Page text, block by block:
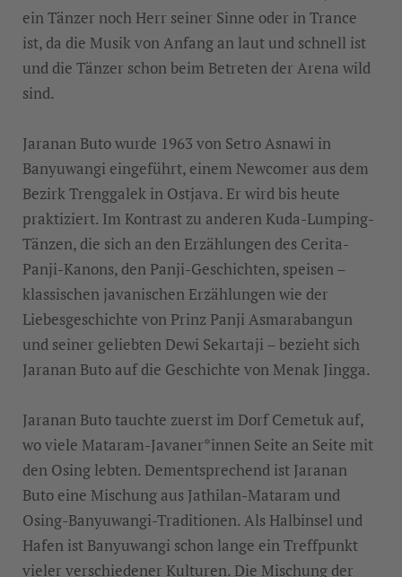
ein Tänzer noch Herr seiner Sinne oder in Trance
ist, da die Musik von Anfang an laut und schnell ist
und die Tänzer schon beim Betreten der Arena wild
sind.
Jaranan Buto wurde 1963 von Setro Asnawi in
Banyuwangi eingeführt, einem Newcomer aus dem
Bezirk Trenggalek in Ostjava. Er wird bis heute
praktiziert. Im Kontrast zu anderen Kuda-Lumping-
Tänzen, die sich an den Erzählungen des Cerita-
Panji-Kanons, den Panji-Geschichten, speisen –
klassischen javanischen Erzählungen wie der
Liebesgeschichte von Prinz Panji Asmarabangun
und seiner geliebten Dewi Sekartaji – bezieht sich
Jaranan Buto auf die Geschichte von Menak Jingga.
Jaranan Buto tauchte zuerst im Dorf Cemetuk auf,
wo viele Mataram-Javaner*innen Seite an Seite mit
den Osing lebten. Dementsprechend ist Jaranan
Buto eine Mischung aus Jathilan-Mataram und
Osing-Banyuwangi-Traditionen. Als Halbinsel und
Hafen ist Banyuwangi schon lange ein Treffpunkt
vieler verschiedener Kulturen. Die Mischung der